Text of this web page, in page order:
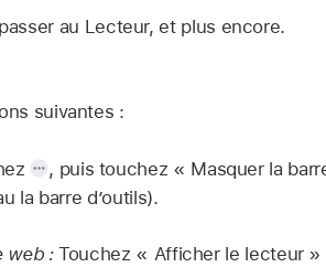
au Lecteur, et plus encore.
suivantes :
, puis touchez « Masquer la
la barre d’outils).
web :Touchez « Afficher le lecteur »